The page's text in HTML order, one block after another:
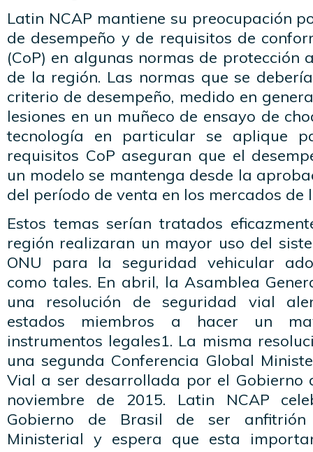
Latin NCAP mantiene su preocupación
de desempeño y de requisitos de
(CoP) en algunas normas de protección
de la región. Las normas que se
criterio de desempeño, medido en
lesiones en un muñeco de ensayo de
tecnología en particular se aplique
requisitos CoP aseguran que el
un modelo se mantenga desde la
del período de venta en los mercados de
Estos temas serían tratados
región realizaran un mayor uso del
ONU para la seguridad vehicular
como tales. En abril, la Asamblea
una resolución de seguridad vial
estados miembros a hacer un
instrumentos legales1. La misma
una segunda Conferencia Global
Vial a ser desarrollada por el Gobierno
noviembre de 2015. Latin NCAP
Gobierno de Brasil de ser
Ministerial y espera que esta